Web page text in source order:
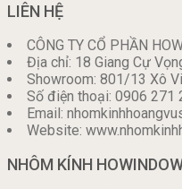
LIÊN HỆ
CÔNG TY CỔ PHẦN
Địa chỉ: 18 Giang Cự
Showroom: 801/13 Xô
Số điện thoại: 0906 271
Email:
Website:
NHÔM KÍNH